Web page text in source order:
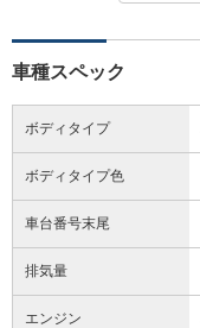
車種スペック
ボディタイプ
ボディタイプ色
車台番号末尾
排気量
エンジン